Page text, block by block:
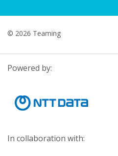
© 2026 Teaming
Powered by:
In collaboration with: